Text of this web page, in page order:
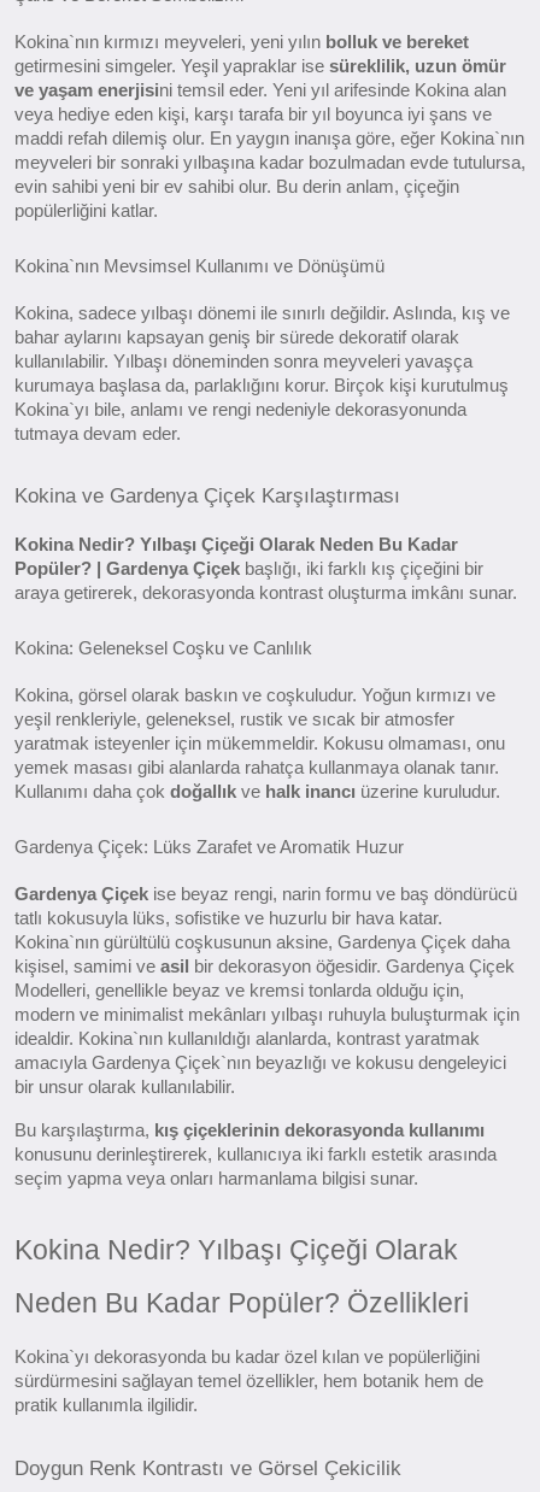
Kokina`nın kırmızı meyveleri, yeni yılın bolluk ve bereket
getirmesini simgeler. Yeşil yapraklar ise süreklilik, uzun ömür
ve yaşam enerjisini temsil eder. Yeni yıl arifesinde Kokina alan
veya hediye eden kişi, karşı tarafa bir yıl boyunca iyi şans ve
maddi refah dilemiş olur. En yaygın inanışa göre, eğer Kokina`nın
meyveleri bir sonraki yılbaşına kadar bozulmadan evde tutulursa,
evin sahibi yeni bir ev sahibi olur. Bu derin anlam, çiçeğin
popülerliğini katlar.
Kokina`nın Mevsimsel Kullanımı ve Dönüşümü
Kokina, sadece yılbaşı dönemi ile sınırlı değildir. Aslında, kış ve
bahar aylarını kapsayan geniş bir sürede dekoratif olarak
kullanılabilir. Yılbaşı döneminden sonra meyveleri yavaşça
kurumaya başlasa da, parlaklığını korur. Birçok kişi kurutulmuş
Kokina`yı bile, anlamı ve rengi nedeniyle dekorasyonunda
tutmaya devam eder.
Kokina ve Gardenya Çiçek Karşılaştırması
Kokina Nedir? Yılbaşı Çiçeği Olarak Neden Bu Kadar
Popüler? | Gardenya Çiçek başlığı, iki farklı kış çiçeğini bir
araya getirerek, dekorasyonda kontrast oluşturma imkânı sunar.
Kokina: Geleneksel Coşku ve Canlılık
Kokina, görsel olarak baskın ve coşkuludur. Yoğun kırmızı ve
yeşil renkleriyle, geleneksel, rustik ve sıcak bir atmosfer
yaratmak isteyenler için mükemmeldir. Kokusu olmaması, onu
yemek masası gibi alanlarda rahatça kullanmaya olanak tanır.
Kullanımı daha çok doğallık ve halk inancı üzerine kuruludur.
Gardenya Çiçek: Lüks Zarafet ve Aromatik Huzur
Gardenya Çiçek ise beyaz rengi, narin formu ve baş döndürücü
tatlı kokusuyla lüks, sofistike ve huzurlu bir hava katar.
Kokina`nın gürültülü coşkusunun aksine, Gardenya Çiçek daha
kişisel, samimi ve asil
bir dekorasyon öğesidir. Gardenya Çiçek
Modelleri, genellikle beyaz ve kremsi tonlarda olduğu için,
modern ve minimalist mekânları yılbaşı ruhuyla buluşturmak için
idealdir. Kokina`nın kullanıldığı alanlarda, kontrast yaratmak
amacıyla Gardenya Çiçek`nın beyazlığı ve kokusu dengeleyici
bir unsur olarak kullanılabilir.
Bu karşılaştırma, kış çiçeklerinin dekorasyonda kullanımı
konusunu derinleştirerek, kullanıcıya iki farklı estetik arasında
seçim yapma veya onları harmanlama bilgisi sunar.
Kokina Nedir? Yılbaşı Çiçeği Olarak
Neden Bu Kadar Popüler? Özellikleri
Kokina`yı dekorasyonda bu kadar özel kılan ve popülerliğini
sürdürmesini sağlayan temel özellikler, hem botanik hem de
pratik kullanımla ilgilidir.
Doygun Renk Kontrastı ve Görsel Çekicilik